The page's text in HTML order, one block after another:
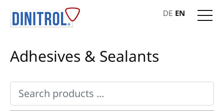
DE EN
Adhesives & Sealants